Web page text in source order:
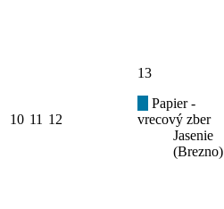
10 11 12
13
Papier -
vrecový zber
Jasenie
(Brezno)